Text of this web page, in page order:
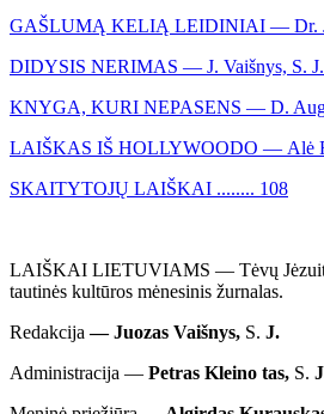
GAŠLUMĄ KELIĄ LEIDINIAI — Dr. J.
DIDYSIS NERIMAS — J. Vaišnys, S.
KNYGA, KURI NEPASENS — D.
LAIŠKAS IŠ HOLLYWOODO — Alė
SKAITYTOJŲ LAIŠKAI ........ 108
LAIŠKAI LIETUVIAMS — Tėvų
tautinės kultūros mėnesinis žurnalas.
Redakcija— Juozas Vaišnys, S. J.
Administracija — Petras Kleino tas, S.